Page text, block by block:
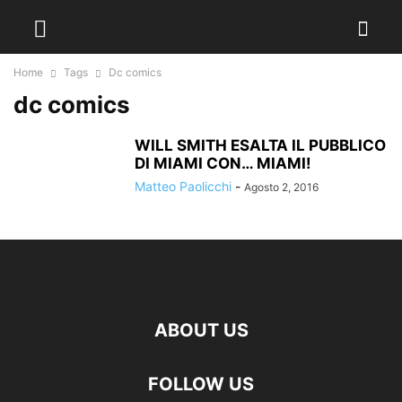
Home Tags Dc comics
dc comics
WILL SMITH ESALTA IL PUBBLICO
DI MIAMI CON… MIAMI!
Matteo Paolicchi - Agosto 2, 2016
ABOUT US
FOLLOW US